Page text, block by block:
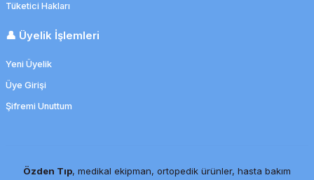
Tüketici Hakları
👤 Üyelik İşlemleri
Yeni Üyelik
Üye Girişi
Şifremi Unuttum
Özden Tıp, medikal ekipman, ortopedik ürünler, hasta bakım